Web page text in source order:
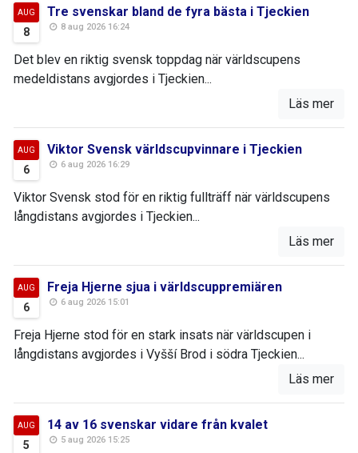
AUG
8
Tre svenskar bland de fyra bästa i Tjeckien
8 aug 2026 16:24
Det blev en riktig svensk toppdag när världscupens
medeldistans avgjordes i Tjeckien...
Läs mer
AUG
6
Viktor Svensk världscupvinnare i Tjeckien
6 aug 2026 16:29
Viktor Svensk stod för en riktig fullträff när världscupens
långdistans avgjordes i Tjeckien...
Läs mer
AUG
6
Freja Hjerne sjua i världscuppremiären
6 aug 2026 15:01
Freja Hjerne stod för en stark insats när världscupen i
långdistans avgjordes i Vyšší Brod i södra Tjeckien...
Läs mer
AUG
5
14 av 16 svenskar vidare från kvalet
5 aug 2026 15:25